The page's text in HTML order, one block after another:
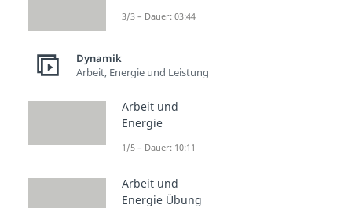
3/3 – Dauer: 03:44
Dynamik
Arbeit, Energie und Leistung
Arbeit und
Energie
1/5 – Dauer: 10:11
Arbeit und
Energie Übung